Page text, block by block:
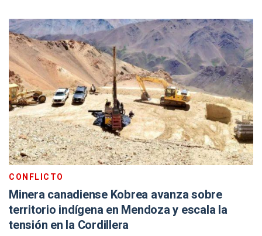
CONFLICTO
Minera canadiense Kobrea avanza sobre
territorio indígena en Mendoza y escala la
tensión en la Cordillera